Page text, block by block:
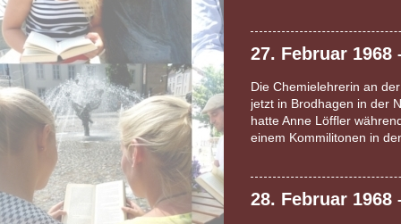
27. Februar
Die Chemielehrerin an
jetzt in Brodhagen in der
hatte Anne Löffler
einem Kommilitonen in
28. Februar